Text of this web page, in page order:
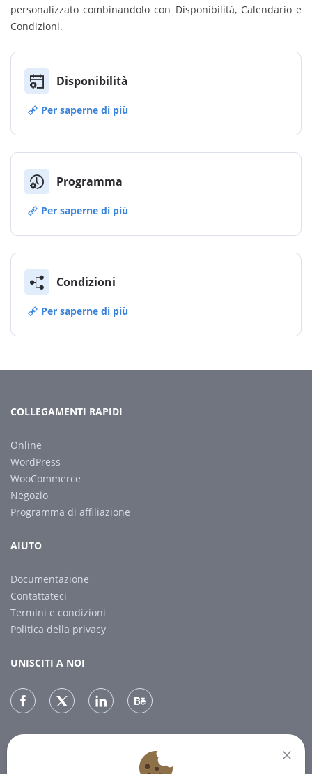
personalizzato combinandolo con Disponibilità, Calendario e
Condizioni.
Disponibilità
Per saperne di più
Programma
Per saperne di più
Condizioni
Per saperne di più
COLLEGAMENTI RAPIDI
Online
WordPress
WooCommerce
Negozio
Programma di affiliazione
AIUTO
Documentazione
Contattateci
Termini e condizioni
Politica della privacy
UNISCITI A NOI